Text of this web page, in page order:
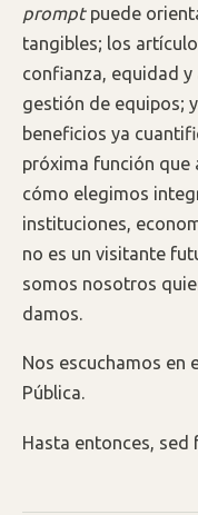
promptpuede
tangibles; los
confianza, equidad
gestión de equipos;
beneficios ya
próxima función que
cómo elegimos
instituciones,
no es un visitante
somos nosotros
damos.
Nos escuchamos en
Pública.
Hasta entonces, sed